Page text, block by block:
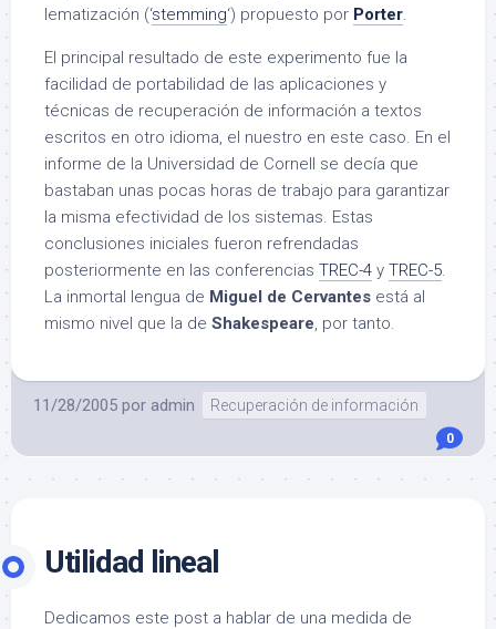
lematización (‘stemming‘) propuesto por Porter.
El principal resultado de este experimento fue la
facilidad de portabilidad de las aplicaciones y
técnicas de recuperación de información a textos
escritos en otro idioma, el nuestro en este caso. En el
informe de la Universidad de Cornell se decía que
bastaban unas pocas horas de trabajo para garantizar
la misma efectividad de los sistemas. Estas
conclusiones iniciales fueron refrendadas
posteriormente en las conferencias TREC-4 y TREC-5.
La inmortal lengua de Miguel de Cervantes está al
mismo nivel que la de Shakespeare, por tanto.
11/28/2005 por admin Recuperación de información
0
Utilidad lineal
Dedicamos este post a hablar de una medida de